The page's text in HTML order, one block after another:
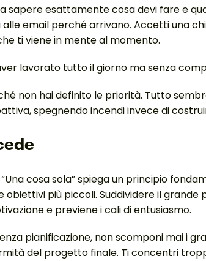
sapere esattamente cosa devi fare e
alle email perché arrivano. Accetti una
ti viene in mente al momento.
lavorato tutto il giorno ma senza
non hai definito le priorità. Tutto
spegnendo incendi invece di
cosa sola” spiega un principio
obiettivi più piccoli. Suddividere il
e previene i cali di entusiasmo.
pianificazione, non scomponi mai i
del progetto finale. Ti concentri